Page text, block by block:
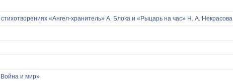
«Ангел-хранитель» А. Блока и «Рыцарь на час» Н. А. Некрасова
и мир»